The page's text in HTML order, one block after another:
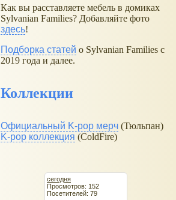
Как вы расставляете мебель в домиках
Sylvanian Families? Добавляйте фото
здесь!
Подборка статей о Sylvanian Families с
2019 года и далее.
Коллекции
Официальный K-pop мерч (Тюльпан)
K-pop коллекция (ColdFire)
сегодня
Просмотров: 152
Посетителей: 79